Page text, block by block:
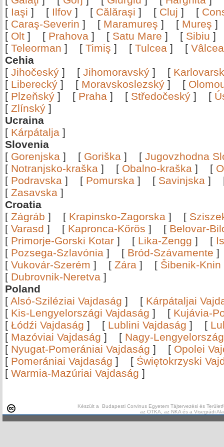
[ Iaşi ] [ Ilfov ] [ Călăraşi ] [ Cluj ] [
[ Caraş-Severin ] [ Maramureş ] [ Mureş
[ Olt ] [ Prahova ] [ Satu Mare ] [ Sibiu
[ Teleorman ] [ Timiş ] [ Tulcea ] [
Cehia
[ Jihočeský ] [ Jihomoravský ] [
[ Liberecký ] [ Moravskoslezský ] [
[ Plzeňský ] [ Praha ] [ Středočeský ] [
[ Zlínský ]
Ucraina
[ Kárpátalja ]
Slovenia
[ Gorenjska ] [ Goriška ] [ Jugovzhodna
[ Notranjsko-kraška ] [ Obalno-kraška ] [
[ Podravska ] [ Pomurska ] [ Savinjska ]
[ Zasavska ]
Croatia
[ Zágráb ] [ Krapinsko-Zagorska ] [
[ Varasd ] [ Kapronca-Kőrös ] [ Belovar-
[ Primorje-Gorski Kotar ] [ Lika-Zengg ] [
[ Pozsega-Szlavónia ] [ Bród-Szávamente
[ Vukovár-Szerém ] [ Zára ] [ Šibenik-Knin
[ Dubrovnik-Neretva ]
Poland
[ Alsó-Sziléziai Vajdaság ] [ Kárpátaljai
[ Kis-Lengyelországi Vajdaság ] [ Kujávia-
[ Łódźi Vajdaság ] [ Lublini Vajdaság ] [
[ Mazóviai Vajdaság ] [ Nagy-
[ Nyugat-Pomerániai Vajdaság ] [ Opolei
[ Pomerániai Vajdaság ] [ Świętokrzyski
[ Warmia-Mazúriai Vajdaság ]
Készült a Budapesti Corvinus Egyetem Tájtervezési és
az OTKA, az NKA és a Visegrádi